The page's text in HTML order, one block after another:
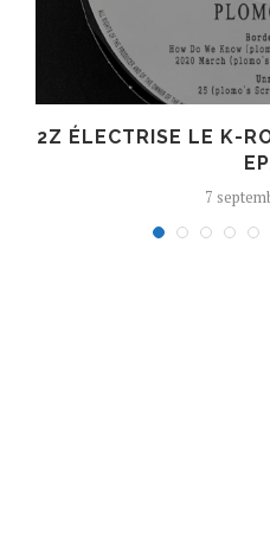
2Z ÉLECTRISE LE K-
7